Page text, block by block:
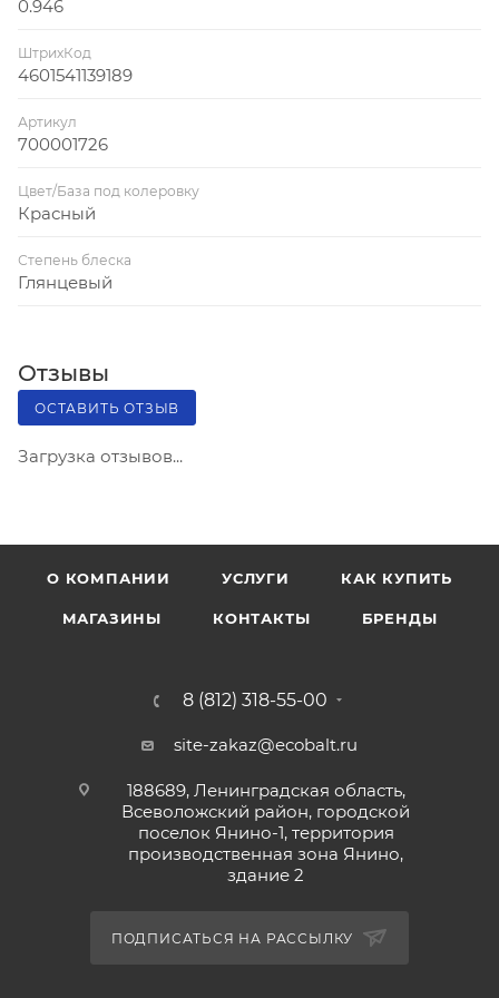
24 кг, 60 кг
0.946
ШтрихКод
4601541139189
Артикул
700001726
Цвет/База под колеровку
Красный
Степень блеска
Глянцевый
Отзывы
ОСТАВИТЬ ОТЗЫВ
Загрузка отзывов...
О КОМПАНИИ УСЛУГИ КАК КУПИТЬ
МАГАЗИНЫ КОНТАКТЫ БРЕНДЫ
8 (812) 318-55-00
site-zakaz@ecobalt.ru
188689, Ленинградская область,
Всеволожский район, городской
поселок Янино-1, территория
производственная зона Янино,
здание 2
ПОДПИСАТЬСЯ НА РАССЫЛКУ